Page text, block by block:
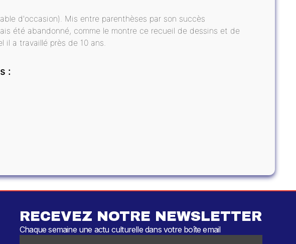
d'occasion). Mis entre parenthèses par son succès
été abandonné, comme le montre ce recueil de dessins et de
il a travaillé près de 10 ans.
:
RECEVEZ NOTRE NEWSLETTER
Chaque semaine une actu culturelle dans votre boîte email